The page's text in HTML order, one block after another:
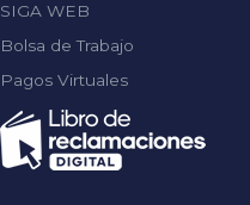
SIGA WEB
Bolsa de Trabajo
Pagos Virtuales